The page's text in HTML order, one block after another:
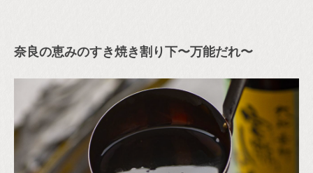
奈良の恵みのすき焼き割り下〜万能だれ〜